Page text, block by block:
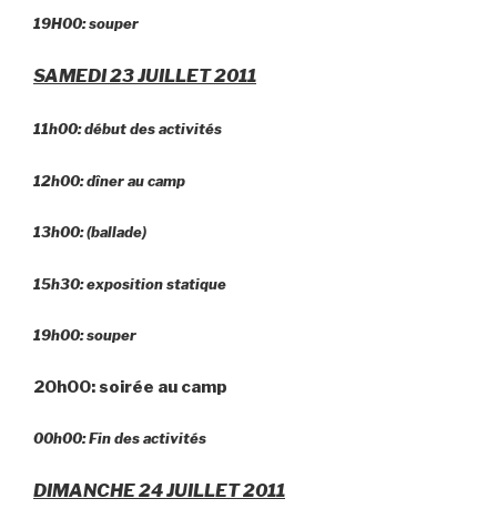
19H00: souper
SAMEDI 23 JUILLET 2011
11h00: début des activités
12h00: dîner au camp
13h00: (ballade)
15h30: exposition statique
19h00: souper
20h00: soirée au camp
00h00: Fin des activités
DIMANCHE 24 JUILLET 2011